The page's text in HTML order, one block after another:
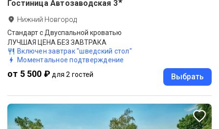
Гостиница Автозаводская 3★
Нижний Новгород
Стандарт с Двуспальной кроватью
ЛУЧШАЯ ЦЕНА БЕЗ ЗАВТРАКА
Включен завтрак "шведский стол"
Моментальное подтверждение
от 5 500 ₽ для 2 гостей Выбрать